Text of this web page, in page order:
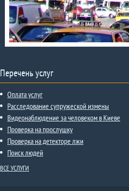
Перечень услуг
Оплата услуг
Расследование супружеской измены
Видеонаблюдение за человеком в Киеве
Проверка на прослушку
Проверка на детекторе лжи
Поиск людей
ВСЕ УСЛУГИ